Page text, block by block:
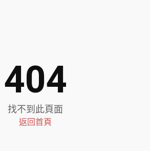
404
找不到此頁面
返回首頁